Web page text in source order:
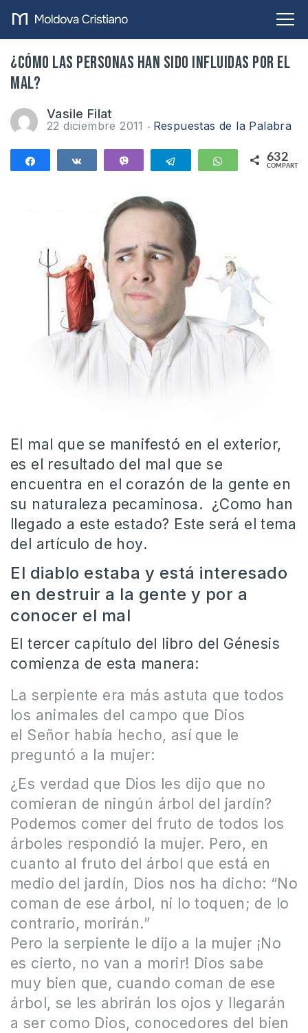
¿Cómo las personas han sido influidas por el
mal?
Vasile Filat
22 diciembre 2011 Respuestas de la Palabra
Compartir Compartir Telegram WhatsApp
632
COMPARTIR
El mal que se manifestó en el exterior,
es el resultado del mal que se
encuentra en el corazón de la gente en
su naturaleza pecaminosa. ¿Como han
llegado a este estado? Este será el tema
del artículo de hoy.
El diablo estaba y está interesado
en destruir a la gente y por a
conocer el mal
El tercer capítulo del libro del Génesis
comienza de esta manera:
La serpiente era más astuta que todos
los animales del campo que Dios
el Señor había hecho, así que le
preguntó a la mujer:
¿Es verdad que Dios les dijo que no
comieran de ningún árbol del jardín?
Podemos comer del fruto de todos los
árboles respondió la mujer. Pero, en
cuanto al fruto del árbol que está en
medio del jardín, Dios nos ha dicho: “No
coman de ese árbol, ni lo toquen; de lo
contrario, morirán.”
Pero la serpiente le dijo a la mujer ¡No
es cierto, no van a morir! Dios sabe
muy bien que, cuando coman de ese
árbol, se les abrirán los ojos y llegarán
a ser como Dios, conocedores del bien